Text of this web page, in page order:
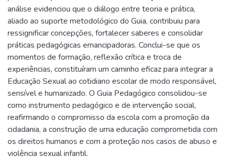
análise evidenciou que o diálogo entre teoria e prática,
aliado ao suporte metodológico do Guia, contribuiu para
ressignificar concepções, fortalecer saberes e consolidar
práticas pedagógicas emancipadoras. Conclui-se que os
momentos de formação, reflexão crítica e troca de
experiências, constituíram um caminho eficaz para integrar a
Educação Sexual ao cotidiano escolar de modo responsável,
sensível e humanizado. O Guia Pedagógico consolidou-se
como instrumento pedagógico e de intervenção social,
reafirmando o compromisso da escola com a promoção da
cidadania, a construção de uma educação comprometida com
os direitos humanos e com a proteção nos casos de abuso e
violência sexual infantil.